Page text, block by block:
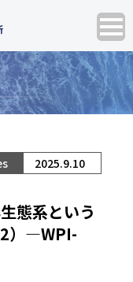
2025.9.10
態系という
2）―WPI-